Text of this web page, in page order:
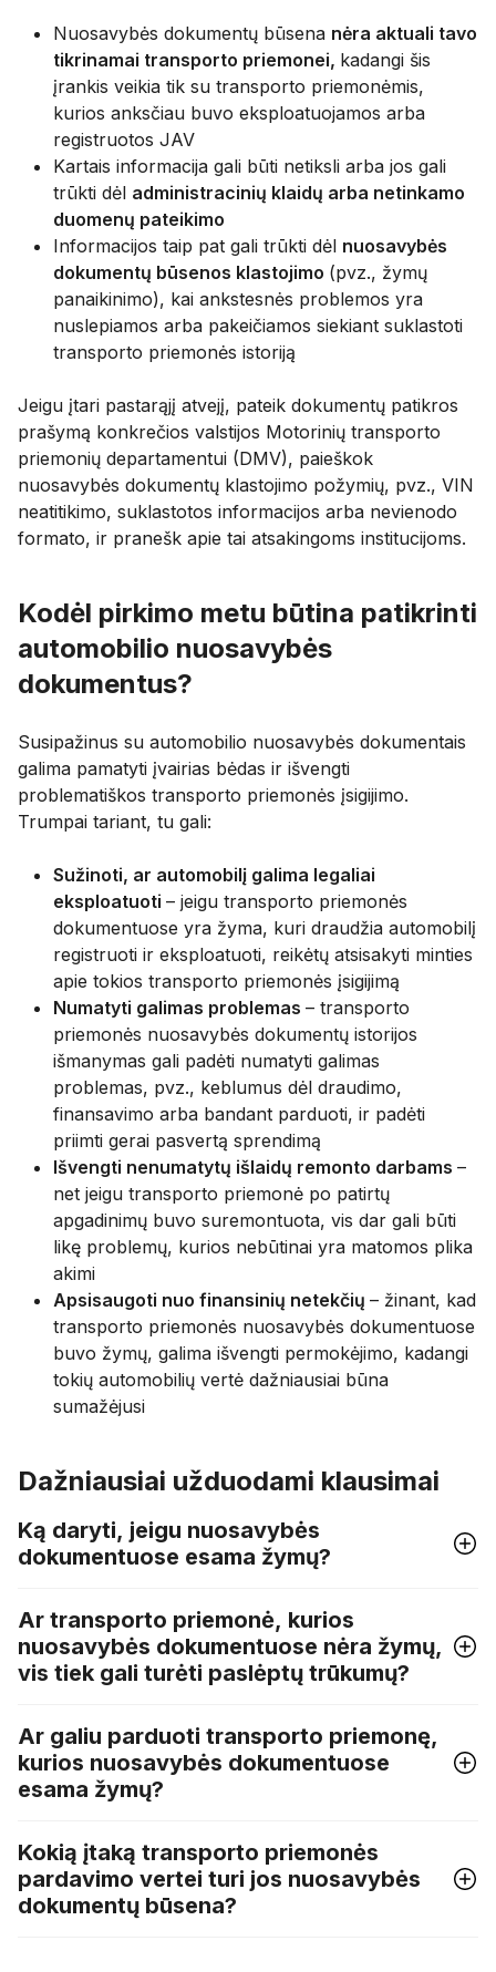
Nuosavybės dokumentų būsena nėra aktuali tavo
tikrinamai transporto priemonei, kadangi šis
įrankis veikia tik su transporto priemonėmis,
kurios anksčiau buvo eksploatuojamos arba
registruotos JAV
Kartais informacija gali būti netiksli arba jos gali
trūkti dėl administracinių klaidų arba netinkamo
duomenų pateikimo
Informacijos taip pat gali trūkti dėl nuosavybės
dokumentų būsenos klastojimo (pvz., žymų
panaikinimo), kai ankstesnės problemos yra
nuslepiamos arba pakeičiamos siekiant suklastoti
transporto priemonės istoriją
Jeigu įtari pastarąjį atvejį, pateik dokumentų patikros
prašymą konkrečios valstijos Motorinių transporto
priemonių departamentui (DMV), paieškok
nuosavybės dokumentų klastojimo požymių, pvz., VIN
neatitikimo, suklastotos informacijos arba nevienodo
formato, ir pranešk apie tai atsakingoms institucijoms.
Kodėl pirkimo metu būtina patikrinti
automobilio nuosavybės
dokumentus?
Susipažinus su automobilio nuosavybės dokumentais
galima pamatyti įvairias bėdas ir išvengti
problematiškos transporto priemonės įsigijimo.
Trumpai tariant, tu gali:
Sužinoti, ar automobilį galima legaliai
eksploatuoti – jeigu transporto priemonės
dokumentuose yra žyma, kuri draudžia automobilį
registruoti ir eksploatuoti, reikėtų atsisakyti minties
apie tokios transporto priemonės įsigijimą
Numatyti galimas problemas – transporto
priemonės nuosavybės dokumentų istorijos
išmanymas gali padėti numatyti galimas
problemas, pvz., keblumus dėl draudimo,
finansavimo arba bandant parduoti, ir padėti
priimti gerai pasvertą sprendimą
Išvengti nenumatytų išlaidų remonto darbams –
net jeigu transporto priemonė po patirtų
apgadinimų buvo suremontuota, vis dar gali būti
likę problemų, kurios nebūtinai yra matomos plika
akimi
Apsisaugoti nuo finansinių netekčių – žinant, kad
transporto priemonės nuosavybės dokumentuose
buvo žymų, galima išvengti permokėjimo, kadangi
tokių automobilių vertė dažniausiai būna
sumažėjusi
Dažniausiai užduodami klausimai
Ką daryti, jeigu nuosavybės
dokumentuose esama žymų?
Ar transporto priemonė, kurios
nuosavybės dokumentuose nėra žymų,
vis tiek gali turėti paslėptų trūkumų?
Ar galiu parduoti transporto priemonę,
kurios nuosavybės dokumentuose
esama žymų?
Kokią įtaką transporto priemonės
pardavimo vertei turi jos nuosavybės
dokumentų būsena?